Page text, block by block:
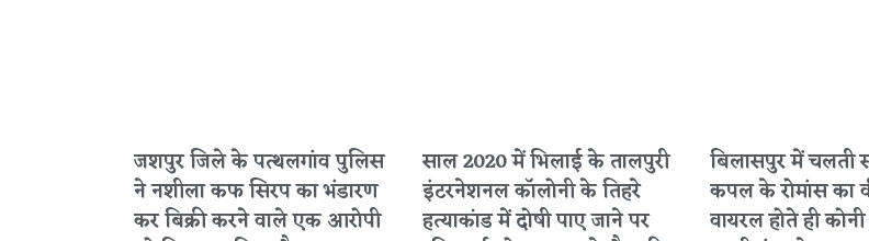
जशपुर जिले के पत्थलगांव पुलिस
ने नशीला कफ सिरप का भंडारण
कर बिक्री करने वाले एक आरोपी
साल 2020 में भिलाई के तालपुरी
इंटरनेशनल कॉलोनी के तिहरे
हत्याकांड में दोषी पाए जाने पर
बिलासपुर में चलती
कपल के रोमांस का
वायरल होते ही